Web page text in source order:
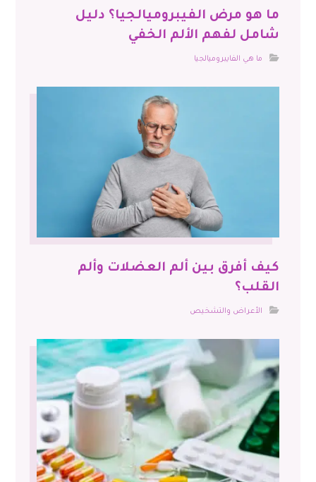
ما هو مرض الفيبروميالجيا؟ دليل
شامل لفهم الألم الخفي
ما هي الفايبروميالجيا
كيف أفرق بين ألم العضلات وألم
القلب؟
الأعراض والتشخيص